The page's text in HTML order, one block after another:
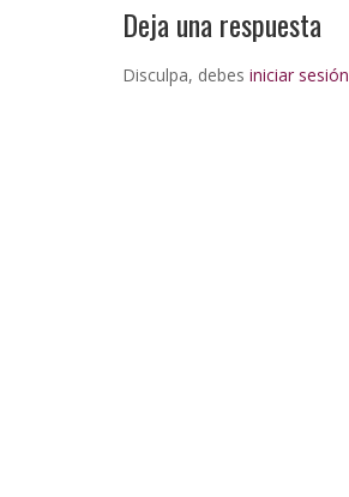
Deja una respuesta
Disculpa, debes iniciar sesión